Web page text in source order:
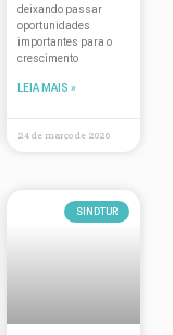
deixando passar
oportunidades
importantes para o
crescimento
LEIA MAIS »
24 de março de 2026
SINDTUR